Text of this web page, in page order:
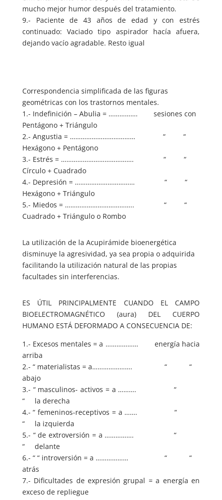
mucho mejor humor después del tratamiento.
9.- Paciente de 43 años de edad y con estrés
continuado: Vaciado tipo aspirador hacía afuera,
dejando vacío agradable. Resto igual
Correspondencia simplificada de las figuras
geométricas con los trastornos mentales.
1.- Indefinición – Abulia = ……………. sesiones con
Pentágono + Triángulo
2.- Angustia = ……………………………… “ “
Hexágono + Pentágono
3.- Estrés = …………………………………. “ “
Círculo + Cuadrado
4.- Depresión = …………………………… “ “
Hexágono + Triángulo
5.- Miedos = ……………………………….. “ “
Cuadrado + Triángulo o Rombo
La utilización de la Acupirámide bioenergética
disminuye la agresividad, ya sea propia o adquirida
facilitando la utilización natural de las propias
facultades sin interferencias.
ES ÚTIL PRINCIPALMENTE CUANDO EL CAMPO
BIOELECTROMAGNÉTICO (aura) DEL CUERPO
HUMANO ESTÁ DEFORMADO A CONSECUENCIA DE:
1.- Excesos mentales = a ……………… energía hacia
arriba
2.- “ materialistas = a…………………. “ “
abajo
3.- “ masculinos- activos = a ………. “
“ la derecha
4.- “ femeninos-receptivos = a ……. “
“ la izquierda
5.- “ de extroversión = a ……………. “
“ delante
6.- “ “ introversión = a ……………… “ “
atrás
7.- Dificultades de expresión grupal = a energía en
exceso de repliegue